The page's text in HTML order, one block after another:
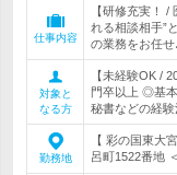
仕事内容
【研修充実！
れる相談相手”
の業務をお任せ
対象と
なる方
【未経験OK /
門卒以上 ◎基
秘書などの経
勤務地
【 彩の国東大
呂町1522番地